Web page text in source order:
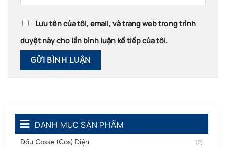
Lưu tên của tôi, email, và trang web trong trình
duyệt này cho lần bình luận kế tiếp của tôi.
DANH MỤC SẢN PHẨM
Đầu Cosse (Cos) Điện (2)